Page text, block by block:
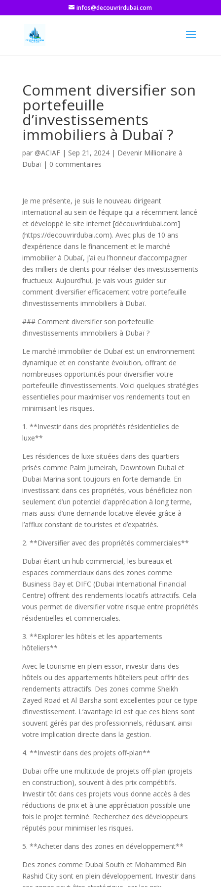
infos@decouvrirdubai.com
Comment diversifier son
portefeuille
d’investissements
immobiliers à Dubaï ?
par @ACIAF| Sep 21, 2024| Devenir Millionaire à
Dubaï| 0 commentaires
Je me présente, je suis le nouveau dirigeant
international au sein de l’équipe qui a récemment lancé
et développé le site internet [découvrirdubai.com]
(https://decouvrirdubai.com). Avec plus de 10 ans
d’expérience dans le financement et le marché
immobilier à Dubaï, j’ai eu l’honneur d’accompagner
des milliers de clients pour réaliser des investissements
fructueux. Aujourd’hui, je vais vous guider sur
comment diversifier efficacement votre portefeuille
d’investissements immobiliers à Dubaï.
### Comment diversifier son portefeuille
d’investissements immobiliers à Dubaï ?
Le marché immobilier de Dubaï est un environnement
dynamique et en constante évolution, offrant de
nombreuses opportunités pour diversifier votre
portefeuille d’investissements. Voici quelques stratégies
essentielles pour maximiser vos rendements tout en
minimisant les risques.
1. **Investir dans des propriétés résidentielles de
luxe**
Les résidences de luxe situées dans des quartiers
prisés comme Palm Jumeirah, Downtown Dubai et
Dubai Marina sont toujours en forte demande. En
investissant dans ces propriétés, vous bénéficiez non
seulement d’un potentiel d’appréciation à long terme,
mais aussi d’une demande locative élevée grâce à
l’afflux constant de touristes et d’expatriés.
2. **Diversifier avec des propriétés commerciales**
Dubaï étant un hub commercial, les bureaux et
espaces commerciaux dans des zones comme
Business Bay et DIFC (Dubai International Financial
Centre) offrent des rendements locatifs attractifs. Cela
vous permet de diversifier votre risque entre propriétés
résidentielles et commerciales.
3. **Explorer les hôtels et les appartements
hôteliers**
Avec le tourisme en plein essor, investir dans des
hôtels ou des appartements hôteliers peut offrir des
rendements attractifs. Des zones comme Sheikh
Zayed Road et Al Barsha sont excellentes pour ce type
d’investissement. L’avantage ici est que ces biens sont
souvent gérés par des professionnels, réduisant ainsi
votre implication directe dans la gestion.
4. **Investir dans des projets off-plan**
Dubaï offre une multitude de projets off-plan (projets
en construction), souvent à des prix compétitifs.
Investir tôt dans ces projets vous donne accès à des
réductions de prix et à une appréciation possible une
fois le projet terminé. Recherchez des développeurs
réputés pour minimiser les risques.
5. **Acheter dans des zones en développement**
Des zones comme Dubai South et Mohammed Bin
Rashid City sont en plein développement. Investir dans